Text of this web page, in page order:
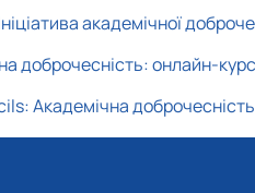
академічної
доброчесність: онлайн-
Академічна доброчесність